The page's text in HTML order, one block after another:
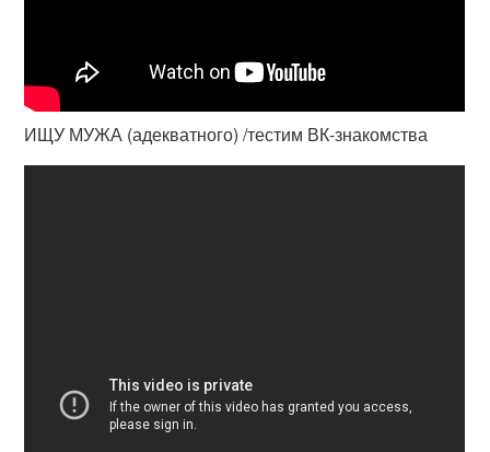
ИЩУ МУЖА (адекватного) /тестим ВК-знакомства